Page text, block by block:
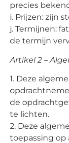
precies
i. Prijzen: zijn
j. Termijnen:
de termijn
Artikel 2 –
1. Deze
de
te lichten.
2. Deze
toepassing op